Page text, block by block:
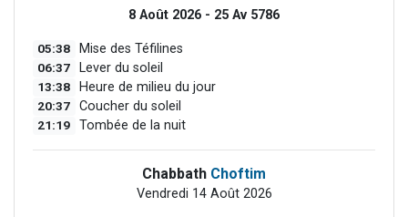
8 Août 2026 - 25 Av 5786
05:38 Mise des Téfilines
06:37 Lever du soleil
13:38 Heure de milieu du jour
20:37 Coucher du soleil
21:19 Tombée de la nuit
Chabbath Choftim
Vendredi 14 Août 2026